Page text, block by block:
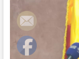
pour
l’exploitation